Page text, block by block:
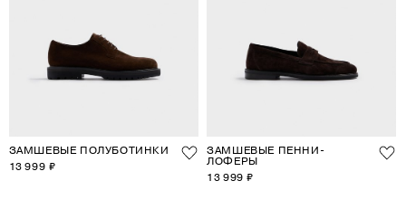
ЗАМШЕВЫЕ ПОЛУБОТИНКИ
13 999 ₽
ЗАМШЕВЫЕ ПЕННИ-
ЛОФЕРЫ
13 999 ₽